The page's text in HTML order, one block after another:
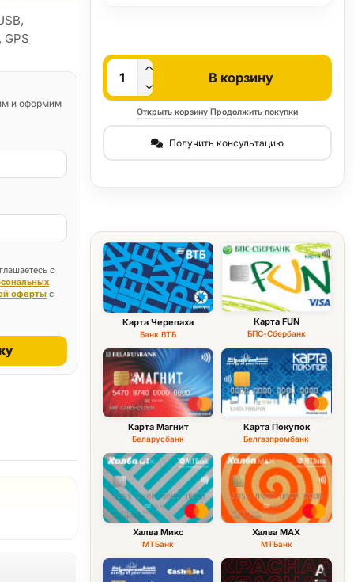
и оформим
с
оферты с
Кол-во
В корзину
Открыть корзину| Продолжить покупки
Получить консультацию
Карта Черепаха
Банк ВТБ
Карта FUN
БПС-Сбербанк
Карта Магнит
Беларусбанк
Карта Покупок
Белгазпромбанк
Халва Микс
МТБанк
Халва MAX
МТБанк